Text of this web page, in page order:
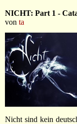
NICHT: Part 1 -
von ta
Nicht sind kein